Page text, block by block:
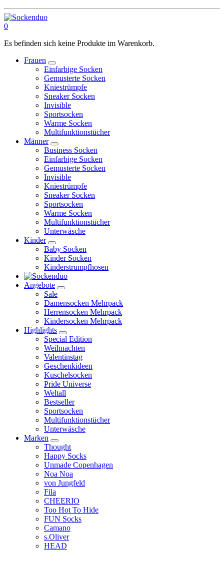
0
Es befinden sich keine Produkte im Warenkorb.
Frauen
Einfarbige Socken
Gemusterte Socken
Kniestrümpfe
Sneaker Socken
Invisible
Sportsocken
Warme Socken
Multifunktionstücher
Männer
Business Socken
Einfarbige Socken
Gemusterte Socken
Invisible
Kniestrümpfe
Sneaker Socken
Sportsocken
Warme Socken
Multifunktionstücher
Unterwäsche
Kinder
Baby Socken
Kinder Socken
Kinderstrumpfhosen
Angebote
Sale
Damensocken Mehrpack
Herrensocken Mehrpack
Kindersocken Mehrpack
Highlights
Special Edition
Weihnachten
Valentinstag
Geschenkideen
Kuschelsocken
Pride Universe
Weltall
Bestseller
Sportsocken
Multifunktionstücher
Unterwäsche
Marken
Thought
Happy Socks
Unmade Copenhagen
Noa Noa
von Jungfeld
Fila
CHEERIO
Too Hot To Hide
FUN Socks
Camano
s.Oliver
HEAD